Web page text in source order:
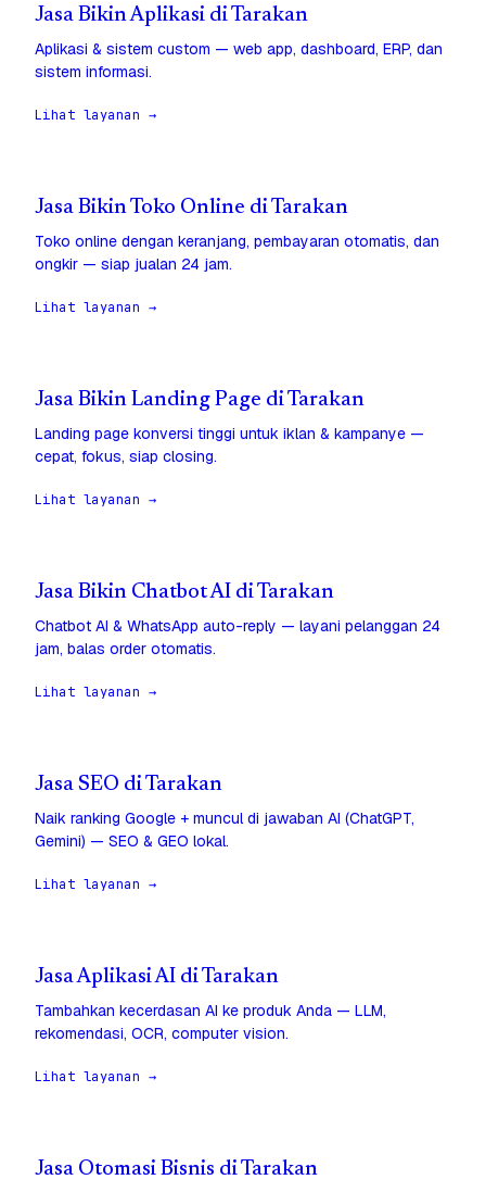
Jasa Bikin Aplikasi di Tarakan
Aplikasi & sistem custom — web app, dashboard, ERP, dan
sistem informasi.
Lihat layanan →
Jasa Bikin Toko Online di Tarakan
Toko online dengan keranjang, pembayaran otomatis, dan
ongkir — siap jualan 24 jam.
Lihat layanan →
Jasa Bikin Landing Page di Tarakan
Landing page konversi tinggi untuk iklan & kampanye —
cepat, fokus, siap closing.
Lihat layanan →
Jasa Bikin Chatbot AI di Tarakan
Chatbot AI & WhatsApp auto-reply — layani pelanggan 24
jam, balas order otomatis.
Lihat layanan →
Jasa SEO di Tarakan
Naik ranking Google + muncul di jawaban AI (ChatGPT,
Gemini) — SEO & GEO lokal.
Lihat layanan →
Jasa Aplikasi AI di Tarakan
Tambahkan kecerdasan AI ke produk Anda — LLM,
rekomendasi, OCR, computer vision.
Lihat layanan →
Jasa Otomasi Bisnis di Tarakan